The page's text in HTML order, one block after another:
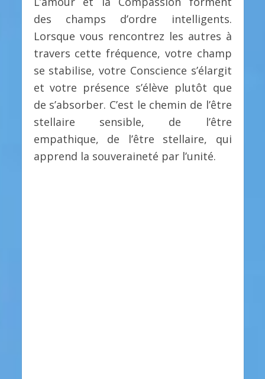
des champs d’ordre intelligents.
Lorsque vous rencontrez les autres à
travers cette fréquence, votre champ
se stabilise, votre Conscience s’élargit
et votre présence s’élève plutôt que
de s’absorber. C’est le chemin de l’être
stellaire sensible, de l’être
empathique, de l’être stellaire, qui
apprend la souveraineté par l’unité.